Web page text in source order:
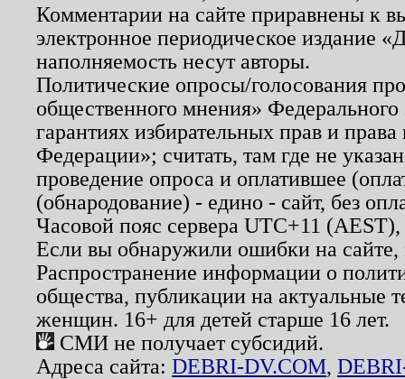
Комментарии на сайте приравнены к
электронное периодическое издание
наполняемость несут авторы.
Политические опросы/голосования
общественного мнения»
гарантиях избирательных прав и
Федерации»; считать, там где не
проведение опроса и оплатившее
(обнародование) - едино - сайт, без
Часовой пояс сервера UTC+11
Если вы обнаружили ошибки на
Распространение информации о
общества, публикации на актуальные
женщин. 16+ для детей старше 16 лет.
СМИ не получает субсидий.
Адреса сайта: DEBRI-DV.COM,